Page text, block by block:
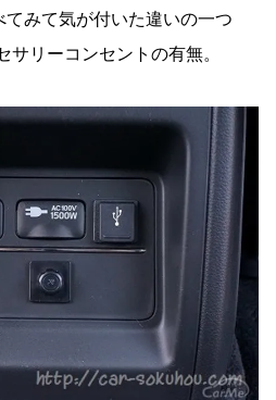
みて気が付いた違いの一つ
サリーコンセントの有無。